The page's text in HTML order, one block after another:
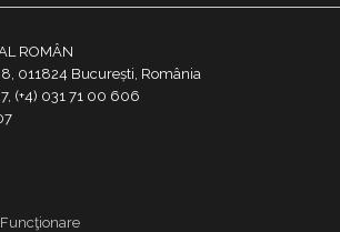
ROMÂN
011824 București, România
(+4) 031 71 00 606